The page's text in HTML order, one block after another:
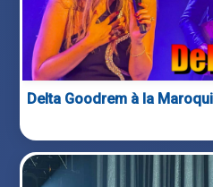
Delta Goodrem à la